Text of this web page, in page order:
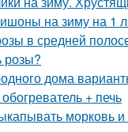
на зиму на 1
в средней
розы?
дома
+ печь
морковь и